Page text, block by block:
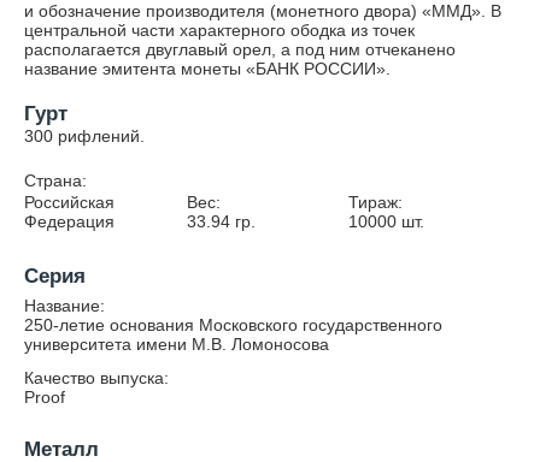
и обозначение производителя (монетного двора) «ММД». В
центральной части характерного ободка из точек
располагается двуглавый орел, а под ним отчеканено
название эмитента монеты «БАНК РОССИИ».
Гурт
300 рифлений.
Страна:
Российская
Федерация
Вес:
33.94гр.
Тираж:
10000 шт.
Серия
Название:
250-летие основания Московского государственного
университета имени М.В. Ломоносова
Качество выпуска:
Proof
Металл